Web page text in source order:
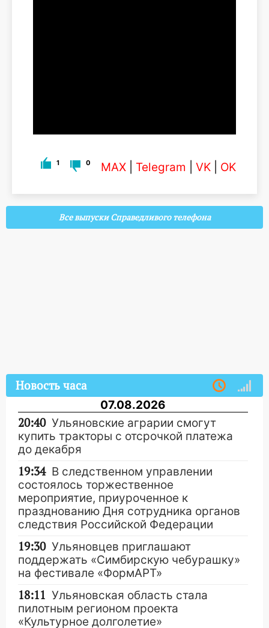
1 0 MAX Telegram VK OK
Все выпуски Справедливого телефона
Новость часа
07.08.2026
20:40 Ульяновские аграрии смогут
купить тракторы с отсрочкой платежа
до декабря
19:34 В следственном управлении
состоялось торжественное
мероприятие, приуроченное к
празднованию Дня сотрудника органов
следствия Российской Федерации
19:30 Ульяновцев приглашают
поддержать «Симбирскую чебурашку»
на фестивале «ФормАРТ»
18:11 Ульяновская область стала
пилотным регионом проекта
«Культурное долголетие»